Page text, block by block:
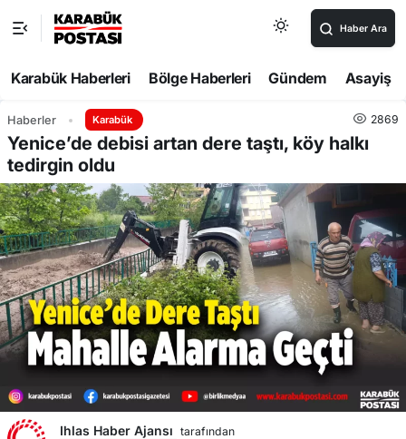
Haber Ara
Karabük Haberleri Bölge Haberleri Gündem Asayiş
Haberler Karabük 2869
Yenice’de debisi artan dere taştı, köy halkı
tedirgin oldu
Ihlas Haber Ajansı tarafından